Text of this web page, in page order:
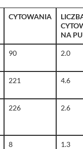
CYTOWANIA
NA
90 2.0
221 4.6
226 2.6
8 1.3